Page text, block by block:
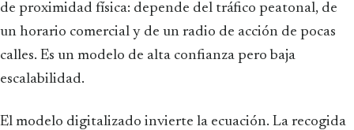
de proximidad física: depende del tráfico peatonal, de
un horario comercial y de un radio de acción de pocas
calles. Es un modelo de alta confianza pero baja
escalabilidad.
El modelo digitalizado invierte la ecuación. La recogida